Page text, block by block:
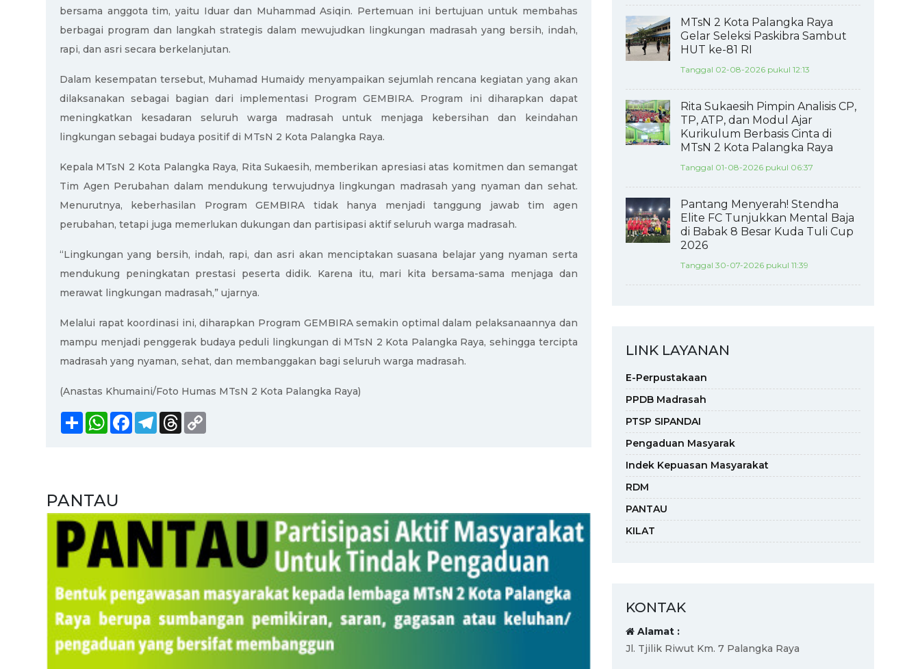
bersama anggota tim, yaitu Iduar dan Muhammad Asiqin. Pertemuan ini bertujuan untuk membahas
berbagai program dan langkah strategis dalam mewujudkan lingkungan madrasah yang bersih, indah,
rapi, dan asri secara berkelanjutan.
Dalam kesempatan tersebut, Muhamad Humaidy menyampaikan sejumlah rencana kegiatan yang akan
dilaksanakan sebagai bagian dari implementasi Program GEMBIRA. Program ini diharapkan dapat
meningkatkan kesadaran seluruh warga madrasah untuk menjaga kebersihan dan keindahan
lingkungan sebagai budaya positif di MTsN 2 Kota Palangka Raya.
Kepala MTsN 2 Kota Palangka Raya, Rita Sukaesih, memberikan apresiasi atas komitmen dan semangat
Tim Agen Perubahan dalam mendukung terwujudnya lingkungan madrasah yang nyaman dan sehat.
Menurutnya, keberhasilan Program GEMBIRA tidak hanya menjadi tanggung jawab tim agen
perubahan, tetapi juga memerlukan dukungan dan partisipasi aktif seluruh warga madrasah.
“Lingkungan yang bersih, indah, rapi, dan asri akan menciptakan suasana belajar yang nyaman serta
mendukung peningkatan prestasi peserta didik. Karena itu, mari kita bersama-sama menjaga dan
merawat lingkungan madrasah,” ujarnya.
Melalui rapat koordinasi ini, diharapkan Program GEMBIRA semakin optimal dalam pelaksanaannya dan
mampu menjadi penggerak budaya peduli lingkungan di MTsN 2 Kota Palangka Raya, sehingga tercipta
madrasah yang nyaman, sehat, dan membanggakan bagi seluruh warga madrasah.
(Anastas Khumaini/Foto Humas MTsN 2 Kota Palangka Raya)
ShareWhatsApp
FacebookTelegram
Threads
PANTAU
MTsN 2 Kota Palangka Raya
Gelar Seleksi Paskibra Sambut
HUT ke-81 RI
Tanggal 02-08-2026 pukul 12:13
Rita Sukaesih Pimpin Analisis CP,
TP, ATP, dan Modul Ajar
Kurikulum Berbasis Cinta di
MTsN 2 Kota Palangka Raya
Tanggal 01-08-2026 pukul 06:37
Pantang Menyerah! Stendha
Elite FC Tunjukkan Mental Baja
di Babak 8 Besar Kuda Tuli Cup
2026
Tanggal 30-07-2026 pukul 11:39
LINK LAYANAN
E-Perpustakaan
PPDB Madrasah
PTSP SIPANDAI
Pengaduan Masyarak
Indek Kepuasan Masyarakat
RDM
PANTAU
KILAT
KONTAK
Alamat :
Jl. Tjilik Riwut Km. 7 Palangka Raya